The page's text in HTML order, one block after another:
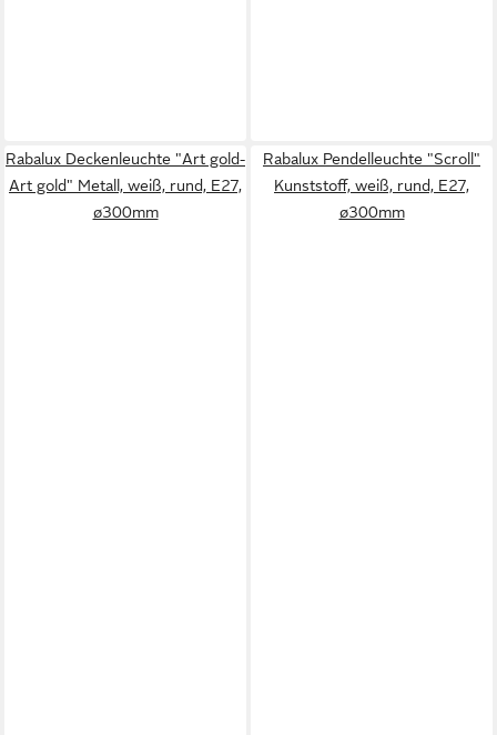
Rabalux Deckenleuchte "Art gold-
Art gold" Metall, weiß, rund, E27,
ø300mm
Rabalux Pendelleuchte "Scroll"
Kunststoff, weiß, rund, E27,
ø300mm